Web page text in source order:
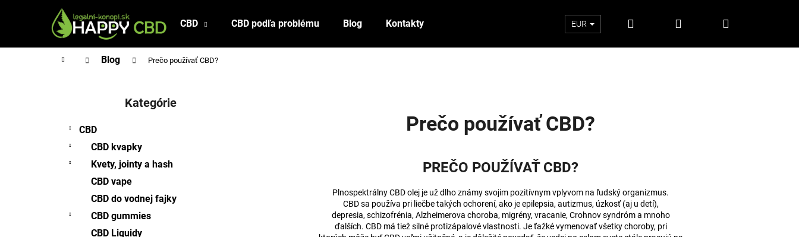
CBD CBD podľa problému Blog Kontakty EUR Prihlásenie
DomovBlog Prečo používať CBD?
Kategórie
CBD
CBD kvapky
Kvety, jointy a hash
CBD vape
CBD do vodnej fajky
CBD gummies
CBD Liquidy
Prečo používať CBD?
PREČO POUŽÍVAŤ CBD?
Plnospektrálny CBD olej je už dlho známy svojim pozitívnym vplyvom na ľudský organizmus.
CBD sa používa pri liečbe takých ochorení, ako je epilepsia, autizmus, úzkosť (aj u detí),
depresia, schizofrénia, Alzheimerova choroba, migrény, vracanie, Crohnov syndróm a mnoho
ďalších. CBD má tiež silné protizápalové vlastnosti. Je ťažké vymenovať všetky choroby, pri
Späť
do
Späť
do